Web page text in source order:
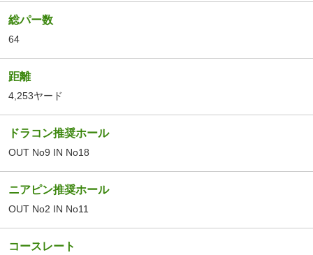
総パー数
64
距離
4,253ヤード
ドラコン推奨ホール
OUT No9 IN No18
ニアピン推奨ホール
OUT No2 IN No11
コースレート